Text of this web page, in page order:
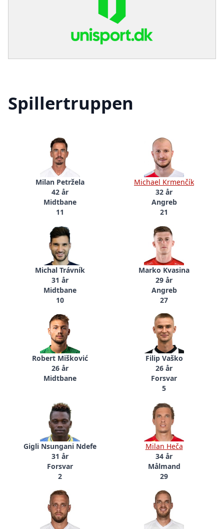
Spillertruppen
Milan Petržela
42 år
Midtbane
11
Michael Krmenčík
32 år
Angreb
21
Michal Trávník
31 år
Midtbane
10
Marko Kvasina
29 år
Angreb
27
Robert Mišković
26 år
Midtbane
Filip Vaško
26 år
Forsvar
5
Gigli Nsungani Ndefe
31 år
Forsvar
2
Milan Heča
34 år
Målmand
29